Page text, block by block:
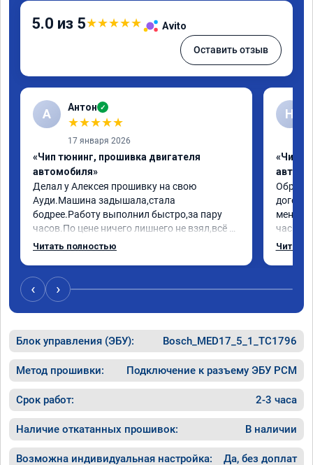
5.0 из 5★★★★★ Avito
Оставить отзыв
А Антон ✓
★★★★★
17 января 2026
«Чип тюнинг, прошивка двигателя
автомобиля»
Делал у Алексея прошивку на свою
Ауди.Машина задышала,стала
бодрее.Работу выполнил быстро,за пару
часов.По цене ничего лишнего не взял,всё
как договаривались заранее.После работы
случае поломки авто.Однозначно
рекомендую Алексея как грамотного
специалиста!
Читать полностью
Н
«Чип
меня
час
Арман
Читать
‹ ›
Блок управления (ЭБУ): Bosch_MED17_5_1_TC1796
Метод прошивки: Подключение к разъему ЭБУ PCM
Срок работ: 2-3 часа
Наличие откатанных прошивок: В наличии
Возможна индивидуальная настройка: Да, без доплат